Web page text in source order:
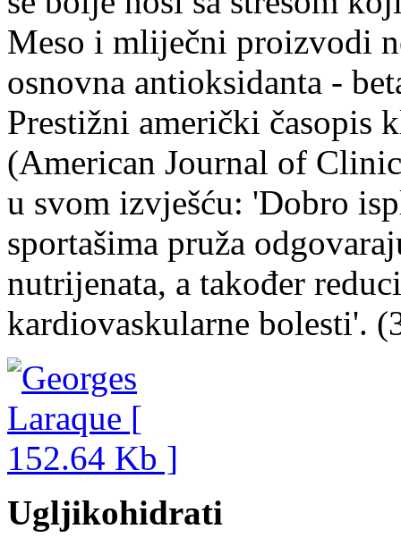
Meso i mliječni proizvodi
osnovna antioksidanta -
Prestižni američki časopis
(American Journal of
u svom izvješću: 'Dobro
sportašima pruža
nutrijenata, a također
kardiovaskularne bolesti'.
Ugljikohidrati